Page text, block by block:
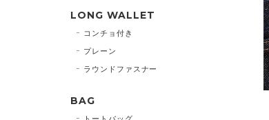
LONG WALLET
コンチョ付き
プレーン
ラウンドファスナー
BAG